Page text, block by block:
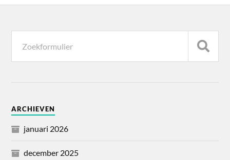
ARCHIEVEN
januari 2026
december 2025